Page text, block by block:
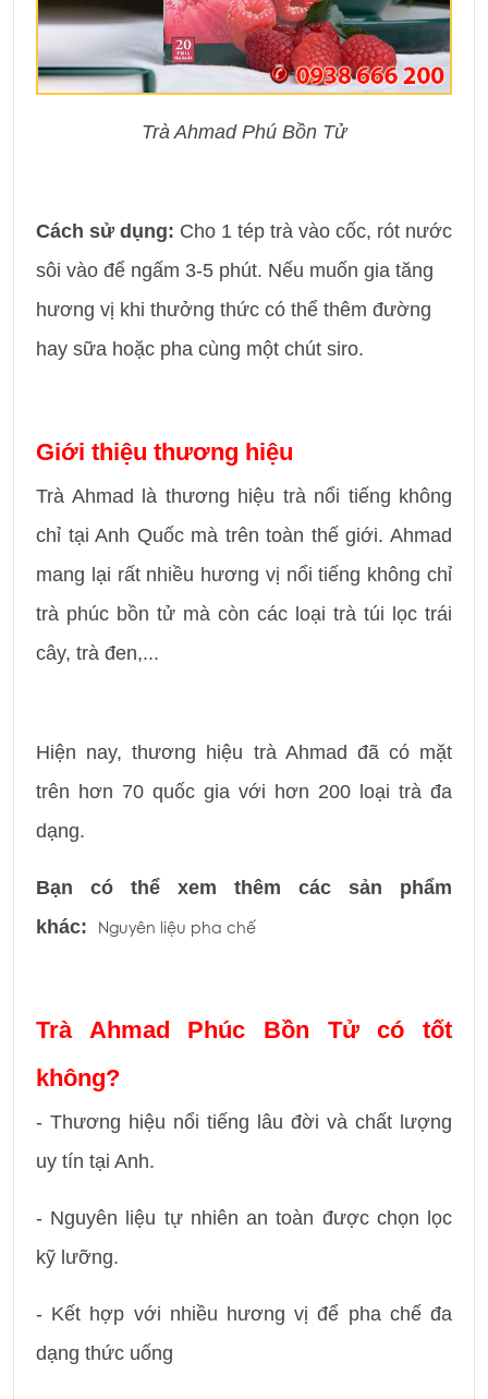
Trà Ahmad Phú Bồn Tử
Cách sử dụng: Cho 1 tép trà vào cốc, rót nước
sôi vào để ngấm 3-5 phút. Nếu muốn gia tăng
hương vị khi thưởng thức có thể thêm đường
hay sữa hoặc pha cùng một chút siro.
Giới thiệu thương hiệu
Trà Ahmad là thương hiệu trà nổi tiếng không
chỉ tại Anh Quốc mà trên toàn thế giới. Ahmad
mang lại rất nhiều hương vị nổi tiếng không chỉ
trà phúc bồn tử mà còn các loại trà túi lọc trái
cây, trà đen,...
Hiện nay, thương hiệu trà Ahmad đã có mặt
trên hơn 70 quốc gia với hơn 200 loại trà đa
dạng.
Bạn có thể xem thêm các sản phẩm
khác: Nguyên liệu pha chế
Trà Ahmad Phúc Bồn Tử có tốt
không?
- Thương hiệu nổi tiếng lâu đời và chất lượng
uy tín tại Anh.
- Nguyên liệu tự nhiên an toàn được chọn lọc
kỹ lưỡng.
- Kết hợp với nhiều hương vị để pha chế đa
dạng thức uống